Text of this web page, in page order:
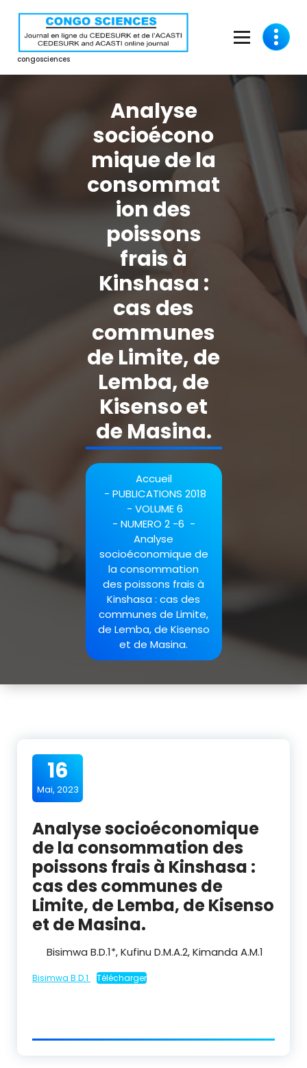
contenu
congosciences
Analyse
socioécono
mique de la
consommat
ion des
poissons
frais à
Kinshasa :
cas des
communes
de Limite, de
Lemba, de
Kisenso et
de Masina.
Accueil
- PUBLICATIONS 2018
- VOLUME 6
- NUMERO 2 -6 -
Analyse
socioéconomique de
la consommation
des poissons frais à
Kinshasa : cas des
communes de Limite,
de Lemba, de Kisenso
et de Masina.
16
Mai, 2023
Analyse socioéconomique
de la consommation des
poissons frais à Kinshasa :
cas des communes de
Limite, de Lemba, de Kisenso
et de Masina.
Bisimwa B.D.1*, Kufinu D.M.A.2, Kimanda A.M.1
Bisimwa B.D.1 Télécharger